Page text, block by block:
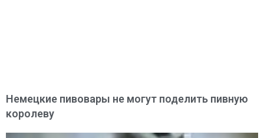
Немецкие пивовары не могут поделить пивную
королеву